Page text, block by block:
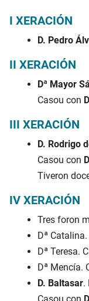
I XERACIÓN
D. Pedro
II XERACIÓN
Dª Mayor
Casou con
III XERACIÓN
D. Rodrigo
Casou con
Tiveron
IV XERACIÓN
Tres foron
Dª
Dª Teresa.
Dª Mencía.
D. Baltasar.